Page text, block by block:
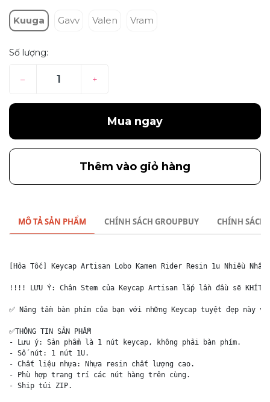
Kuuga Gavv Valen Vram
Số lượng:
– +
Mua ngay
Thêm vào giỏ hàng
MÔ TẢ SẢN PHẨM CHÍNH SÁCH GROUPBUY CHÍNH SÁCH
[Hỏa Tốc] Keycap Artisan Lobo Kamen Rider Resin 1u Nhiều
!!!! LƯU Ý: Chân Stem của Keycap Artisan lắp lần đầu sẽ KHÍT
✅ Nâng tầm bàn phím của bạn với những Keycap tuyệt đẹp này
✅THÔNG TIN SẢN PHẨM
- Lưu ý: Sản phẩm là 1 nút keycap, không phải bàn phím.
- Số nút: 1 nút 1U.
- Chất liệu nhựa: Nhựa resin chất lượng cao.
- Phù hợp trang trí các nút hàng trên cùng.
- Ship túi ZIP.